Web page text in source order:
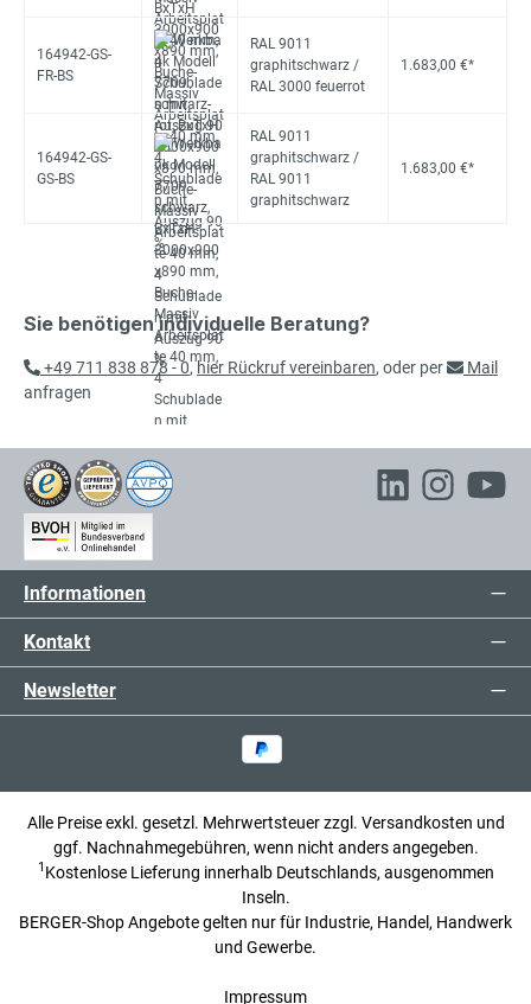
164942-GS-
FR-BS
RAL 9011
graphitschwarz /
RAL 3000 feuerrot
1.683,00 €*
164942-GS-
GS-BS
RAL 9011
graphitschwarz /
RAL 9011
graphitschwarz
1.683,00 €*
Sie benötigen individuelle Beratung?
+49 711 838 878 - 0,hier Rückruf vereinbaren, oder per
Mail
anfragen
Informationen
Kontakt
Newsletter
Alle Preise exkl. gesetzl. Mehrwertsteuer zzgl. Versandkosten und
ggf. Nachnahmegebühren, wenn nicht anders angegeben.
1 Kostenlose Lieferung innerhalb Deutschlands, ausgenommen
Inseln.
BERGER-Shop Angebote gelten nur für Industrie, Handel, Handwerk
und Gewerbe.
Impressum